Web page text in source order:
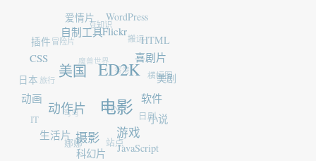
电影
ED2K
美国
动作片
摄影 游戏
软件
喜剧片
Flickr
自制工具
CSS
动画
生活片
科幻片 JavaScript
小说
美剧
HTML
WordPress
爱情片
插件
日本
IT
娜娜 站点
日剧
横幅图
搬运
豆知识
冒险片
旅行
弯弯 WIN7
香港
魔兽世界